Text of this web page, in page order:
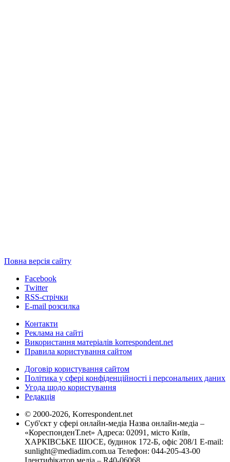
Повна версія сайту
Facebook
Twitter
RSS-стрічки
E-mail розсилка
Контакти
Реклама на сайті
Використання матеріалів korrespondent.net
Правила користування сайтом
Договір користування сайтом
Політика у сфері конфіденційності і персональних даних
Угода щодо користування
Редакція
© 2000-2026, Korrespondent.net
Суб'єкт у сфері онлайн-медіа Назва онлайн-медіа –
«КореспонденТ.net» Адреса: 02091, місто Київ,
ХАРКІВСЬКЕ ШОСЕ, будинок 172-Б, офіс 208/1 E-mail:
sunlight@mediadim.com.ua Телефон: 044-205-43-00
Ідентифікатор медіа – R40-06068